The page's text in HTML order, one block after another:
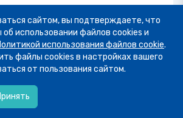
54 1 0
что мы публикуем
рубрики
сайтом, вы подтверждаете, что
использовании файлов cookies и
использования файлов cookie.
файлы cookies в настройках вашего
от пользования сайтом.